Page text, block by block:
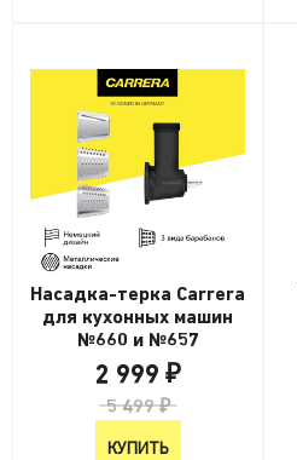
Насадка-терка Carrera
для кухонных машин
№660 и №657
2 999 ₽
5 499 ₽
КУПИТЬ